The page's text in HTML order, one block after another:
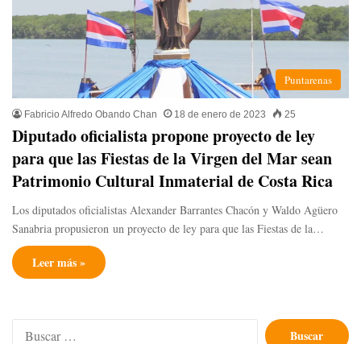
Puntarenas
Fabricio Alfredo Obando Chan 18 de enero de 2023 25
Diputado oficialista propone proyecto de ley
para que las Fiestas de la Virgen del Mar sean
Patrimonio Cultural Inmaterial de Costa Rica
Los diputados oficialistas Alexander Barrantes Chacón y Waldo Agüero
Sanabria propusieron un proyecto de ley para que las Fiestas de la…
Leer más »
Buscar: